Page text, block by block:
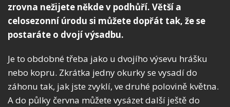
zrovna nežijete někde v podhůří. Větší a
celosezonní úrodu si můžete dopřát tak, že se
postaráte o dvojí výsadbu.
Je to obdobné třeba jako u dvojího výsevu hrášku
nebo kopru. Zkrátka jedny okurky se vysadí do
záhonu tak, jak jste zvyklí, ve druhé polovině května.
A do půlky června můžete vysázet další ještě do